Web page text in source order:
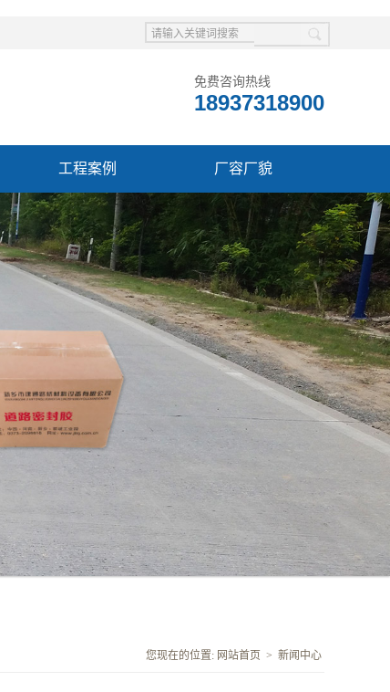
免费咨询热线
18937318900
工程案例 厂容厂貌
您现在的位置: 网站首页 > 新闻中心